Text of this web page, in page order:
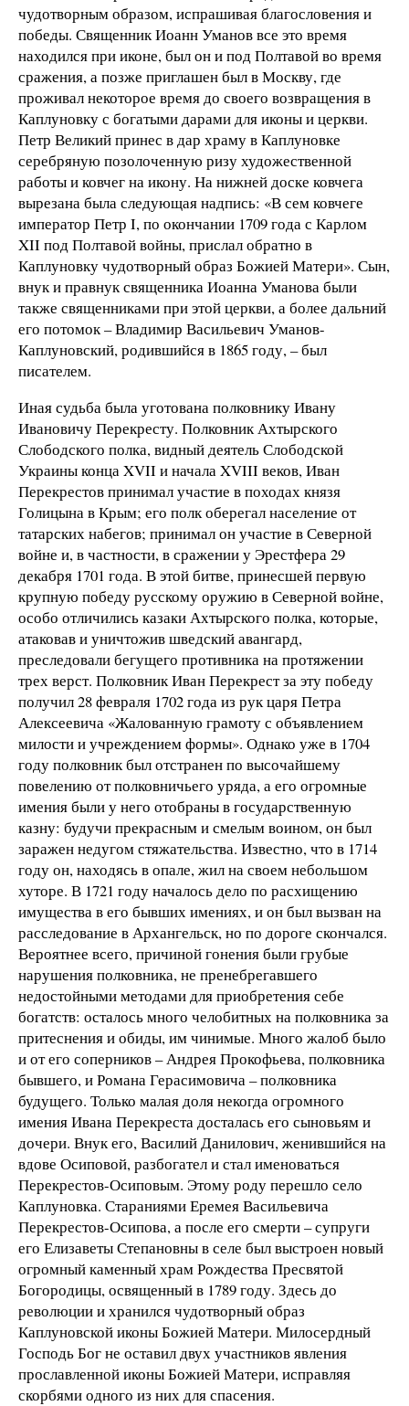
чудотворным образом, испрашивая благословения и
победы. Священник Иоанн Уманов все это время
находился при иконе, был он и под Полтавой во время
сражения, а позже приглашен был в Москву, где
проживал некоторое время до своего возвращения в
Каплуновку с богатыми дарами для иконы и церкви.
Петр Великий принес в дар храму в Каплуновке
серебряную позолоченную ризу художественной
работы и ковчег на икону. На нижней доске ковчега
вырезана была следующая надпись: «В сем ковчеге
император Петр I, по окончании 1709 года с Карлом
XII под Полтавой войны, прислал обратно в
Каплуновку чудотворный образ Божией Матери». Сын,
внук и правнук священника Иоанна Уманова были
также священниками при этой церкви, а более дальний
его потомок – Владимир Васильевич Уманов-
Каплуновский, родившийся в 1865 году, – был
писателем.
Иная судьба была уготована полковнику Ивану
Ивановичу Перекресту. Полковник Ахтырского
Слободского полка, видный деятель Слободской
Украины конца XVII и начала XVIII веков, Иван
Перекрестов принимал участие в походах князя
Голицына в Крым; его полк оберегал население от
татарских набегов; принимал он участие в Северной
войне и, в частности, в сражении у Эрестфера 29
декабря 1701 года. В этой битве, принесшей первую
крупную победу русскому оружию в Северной войне,
особо отличились казаки Ахтырского полка, которые,
атаковав и уничтожив шведский авангард,
преследовали бегущего противника на протяжении
трех верст. Полковник Иван Перекрест за эту победу
получил 28 февраля 1702 года из рук царя Петра
Алексеевича «Жалованную грамоту с объявлением
милости и учреждением формы». Однако уже в 1704
году полковник был отстранен по высочайшему
повелению от полковничьего уряда, а его огромные
имения были у него отобраны в государственную
казну: будучи прекрасным и смелым воином, он был
заражен недугом стяжательства. Известно, что в 1714
году он, находясь в опале, жил на своем небольшом
хуторе. В 1721 году началось дело по расхищению
имущества в его бывших имениях, и он был вызван на
расследование в Архангельск, но по дороге скончался.
Вероятнее всего, причиной гонения были грубые
нарушения полковника, не пренебрегавшего
недостойными методами для приобретения себе
богатств: осталось много челобитных на полковника за
притеснения и обиды, им чинимые. Много жалоб было
и от его соперников – Андрея Прокофьева, полковника
бывшего, и Романа Герасимовича – полковника
будущего. Только малая доля некогда огромного
имения Ивана Перекреста досталась его сыновьям и
дочери. Внук его, Василий Данилович, женившийся на
вдове Осиповой, разбогател и стал именоваться
Перекрестов-Осиповым. Этому роду перешло село
Каплуновка. Стараниями Еремея Васильевича
Перекрестов-Осипова, а после его смерти – супруги
его Елизаветы Степановны в селе был выстроен новый
огромный каменный храм Рождества Пресвятой
Богородицы, освященный в 1789 году. Здесь до
революции и хранился чудотворный образ
Каплуновской иконы Божией Матери. Милосердный
Господь Бог не оставил двух участников явления
прославленной иконы Божией Матери, исправляя
скорбями одного из них для спасения.